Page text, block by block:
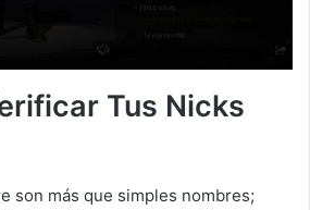
Tus Nicks
son más que simples nombres;